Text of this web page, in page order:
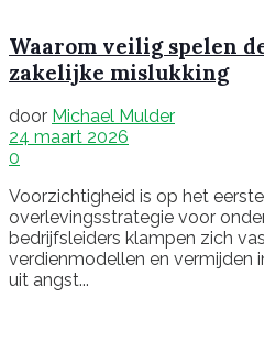
Waarom veilig spelen
zakelijke mislukking
door Michael Mulder
24 maart 2026
0
Voorzichtigheid is op het
overlevingsstrategie voor
bedrijfsleiders klampen zich
verdienmodellen en vermijden
uit angst...